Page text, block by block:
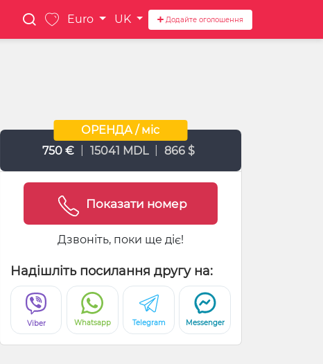
Euro UK Додайте оголошення
ОРЕНДА / міс
750 €
15041 MDL 866 $
Показати номер
Дзвоніть, поки ще діє!
Надішліть посилання другу на:
Viber Whatsapp Telegram Messenger